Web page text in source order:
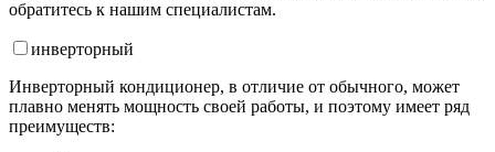
обратитесь к нашим специалистам.
инверторный
Инверторный кондиционер, в отличие от обычного, может
плавно менять мощность своей работы, и поэтому имеет ряд
преимуществ: